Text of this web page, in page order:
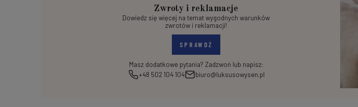
Zwroty i reklamacje
Dowiedz się więcej na temat wygodnych warunków
zwrotów i reklamacji!
SPRAWDŹ
Masz dodatkowe pytania? Zadzwoń lub napisz:
+48 502 104 104
biuro@luksusowysen.pl